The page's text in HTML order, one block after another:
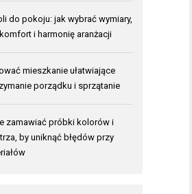
do pokoju: jak wybrać wymiary,
i harmonię aranżacji
mieszkanie ułatwiające
porządku i sprzątanie
zamawiać próbki kolorów i
by uniknąć błędów przy